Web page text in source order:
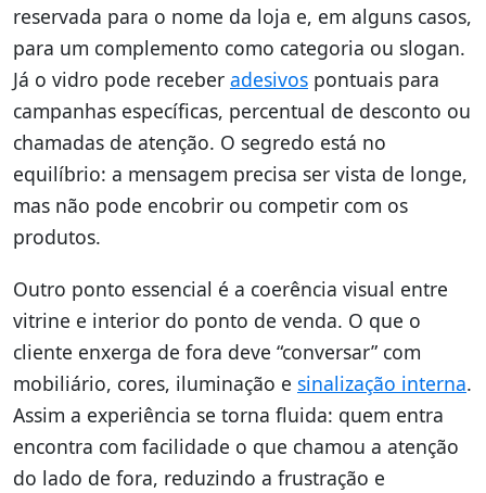
reservada para o nome da loja e, em alguns casos,
para um complemento como categoria ou slogan.
Já o vidro pode receber adesivos pontuais para
campanhas específicas, percentual de desconto ou
chamadas de atenção. O segredo está no
equilíbrio: a mensagem precisa ser vista de longe,
mas não pode encobrir ou competir com os
produtos.
Outro ponto essencial é a coerência visual entre
vitrine e interior do ponto de venda. O que o
cliente enxerga de fora deve “conversar” com
mobiliário, cores, iluminação e sinalização interna.
Assim a experiência se torna fluida: quem entra
encontra com facilidade o que chamou a atenção
do lado de fora, reduzindo a frustração e